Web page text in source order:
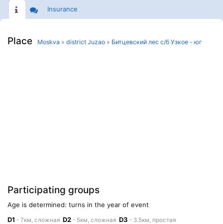
Insurance
Place Moskva » district Juzao » Битцевский лес с/б Узкое - юг
Participating groups
Age is determined: turns in the year of event
D1 - 7км, сложная D2 - 5км, сложная D3 - 3.5км, простая